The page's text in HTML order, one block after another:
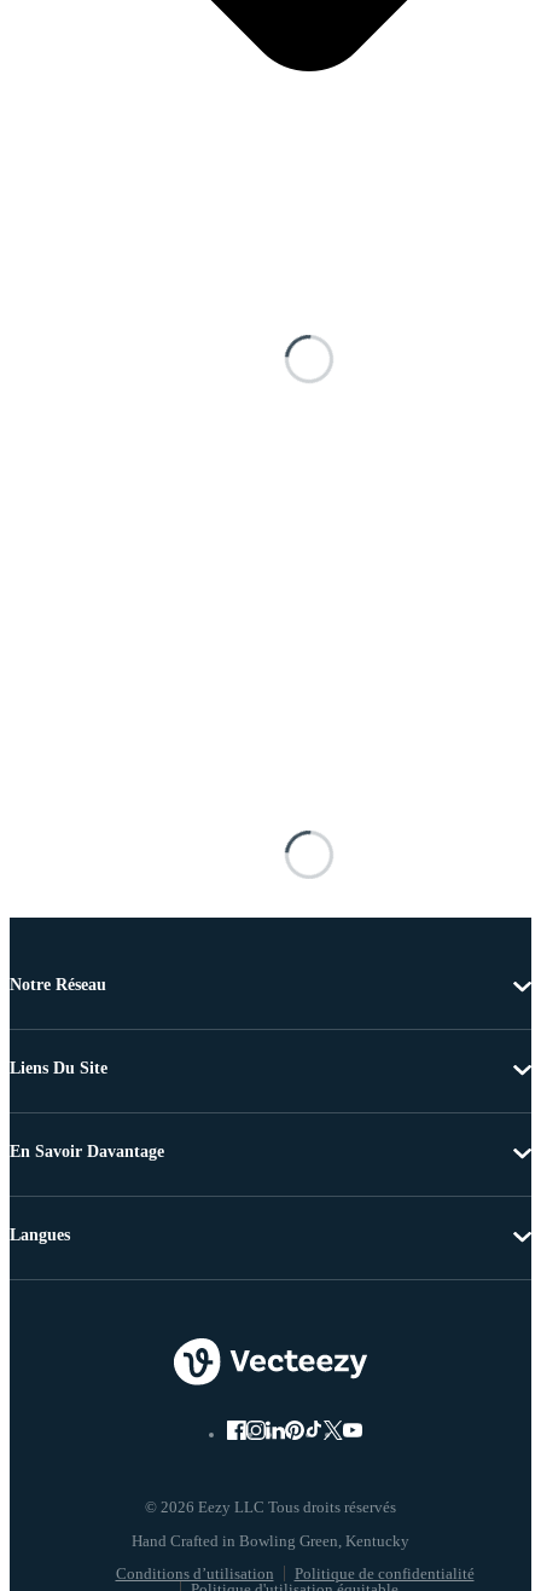
Notre Réseau
Liens Du Site
En Savoir Davantage
© 2026 Eezy LLC Tous droits réservés
Conditions d’utilisation
Politique de confidentialité
Langues